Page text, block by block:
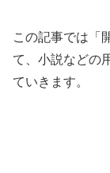
この記事では「
て、小説などの
ていきます。